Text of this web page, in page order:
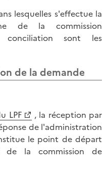
lesquelles s'effectue la
de la commission
conciliation sont les
de la demande
LPF
, la réception par
de l'administration
le point de départ
la commission de